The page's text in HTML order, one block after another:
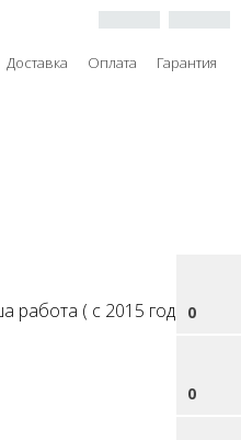
Доставка Оплата
Гарантия
0
0
работа ( с 2015 года )